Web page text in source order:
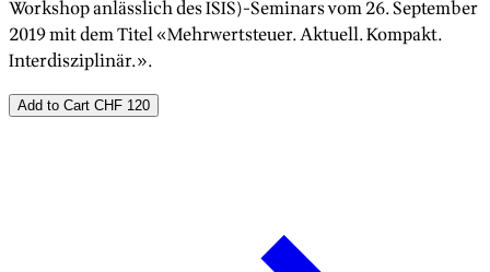
Workshop anlässlich des ISIS)-Seminars vom 26. September
2019 mit dem Titel «Mehrwertsteuer. Aktuell. Kompakt.
Interdisziplinär.».
Add to Cart CHF 120